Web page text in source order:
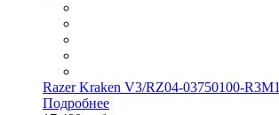
Razer Kraken V3/RZ04-03750100-R3M1
Подробнее